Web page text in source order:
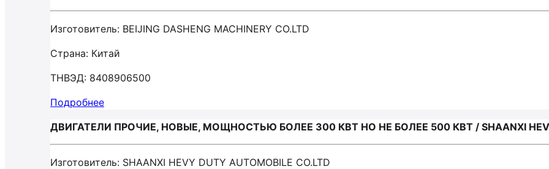
Изготовитель: BEIJING DASHENG MACHINERY CO.LTD
Страна: Китай
ТНВЭД: 8408906500
Подробнее
ДВИГАТЕЛИ ПРОЧИЕ, НОВЫЕ, МОЩНОСТЬЮ БОЛЕЕ 300 КВТ НО НЕ БОЛЕЕ 500 КВТ / SHAANXI HEVY
Изготовитель: SHAANXI HEVY DUTY AUTOMOBILE CO.LTD